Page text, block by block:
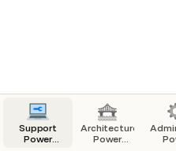
Support
Power
Architecture
Power